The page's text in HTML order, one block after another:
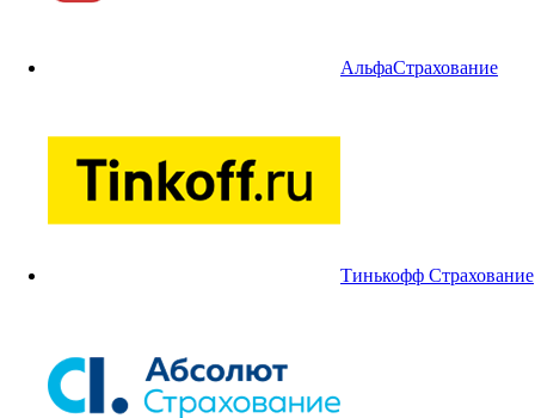
АльфаСтрахование
Тинькофф Страхование